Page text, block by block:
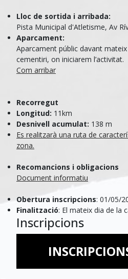
Lloc de sortida i arribada:
Pista Municipal d'Atletisme, Av
Aparcament:
Aparcament públic davant
cementiri, on iniciarem l’activitat.
Com arribar
Recorregut
Longitud: 11km
Desnivell acumulat: 138 m
Es realitzarà una ruta de
zona.
Recomancions i obligacions
Document informatiu
Obertura inscripcions: 01/05/
Finalització: El mateix dia de la
Inscripcions